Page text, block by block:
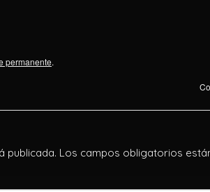
permanente.
publicada. Los campos obligatorios